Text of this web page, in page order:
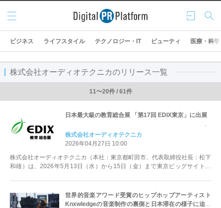
ログ
イン
検索
メニ
ュー
ビジネス ライフスタイル テクノロジー・IT ビューティ 医療・科学
株式会社オーディオテクニカのリリース一覧
11〜20件 / 61件
日本最大級の教育総合展 「第17回 EDIX東京」に出展
株式会社オーディオテクニカ
2026年04月27日 10:00
株式会社オーディオテクニカ（本社：東京都町田市、代表取締役社長：松下
和雄）は、2026年5月13日（水）から15日（金）まで東京ビッグサイトで
世界的音楽アワード受賞のヒップホップアーティスト
Knxwledgeの音楽制作の裏側と日本滞在の様子に迫る